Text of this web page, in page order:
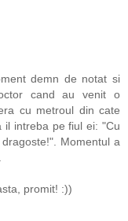
demn de notat si
cand au venit o
cu metroul din cate
il intreba pe fiul ei: "Cu
Momentul a
promit! :))